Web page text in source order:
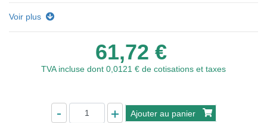
Voir plus
61,72 €
TVA incluse dont 0,0121 € de cotisations et taxes
Ajouter au panier